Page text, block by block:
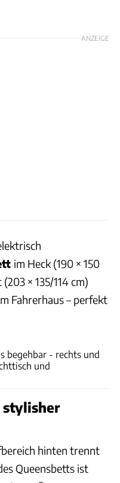
ANZEIGE
im Heck (190 × 150
× 135/114 cm)
Fahrerhaus – perfekt
begehbar - rechts und
und
stylisher
hinten trennt
Queensbetts ist